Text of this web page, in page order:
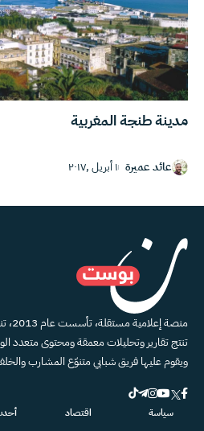
مدينة طنجة المغربية
عائد عميرة ١ أبريل ,٢٠١٧
تنتج تقارير وتحليلات معمقة ومحتوى متعدد
ويقوم عليها فريق شبابي متنوّع المشارب
سياسة اقتصاد